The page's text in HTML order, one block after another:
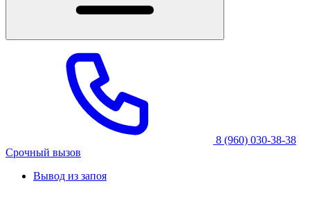
8 (960) 030-38-38
Срочный вызов
Вывод из запоя